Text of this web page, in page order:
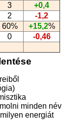
3
+0,4
2
-1,2
60% +15,2%
0
-0,46
)
minden név
energiát